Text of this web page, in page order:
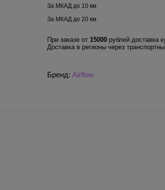
За МКАД до 10 км
За МКАД до 20 км
При заказе от 15000 рублей доставка
Доставка в регионы через
Бренд: Airflow